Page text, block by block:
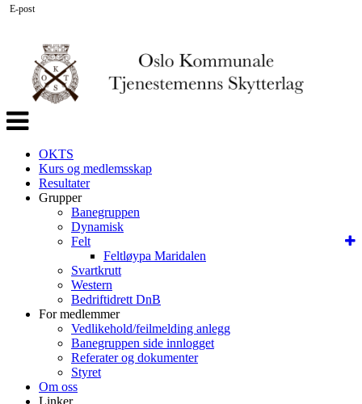
Veksle
navigasjon
OKTS
Kurs og medlemsskap
Resultater
Grupper
Banegruppen
Dynamisk
Felt
Feltløypa Maridalen
Svartkrutt
Western
Bedriftidrett DnB
For medlemmer
Vedlikehold/feilmelding anlegg
Banegruppen side innlogget
Referater og dokumenter
Styret
Om oss
E-post